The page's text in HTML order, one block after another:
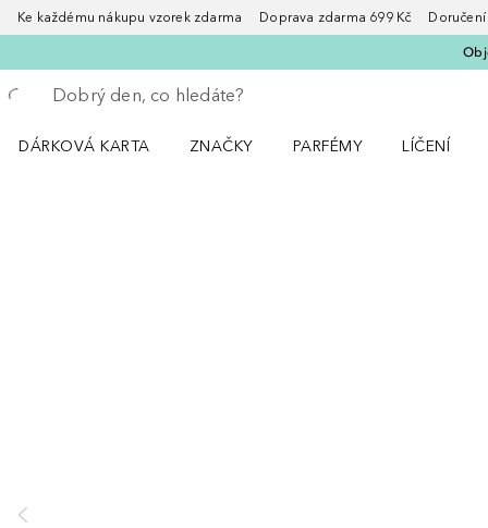
Ke každému nákupu vzorek zdarma Doprava zdarma 699 Kč Doručení
Vraťte se
Proveďte vyhledávání
DÁRKOVÁ KARTA
ZNAČKY
PARFÉMY
LÍČENÍ